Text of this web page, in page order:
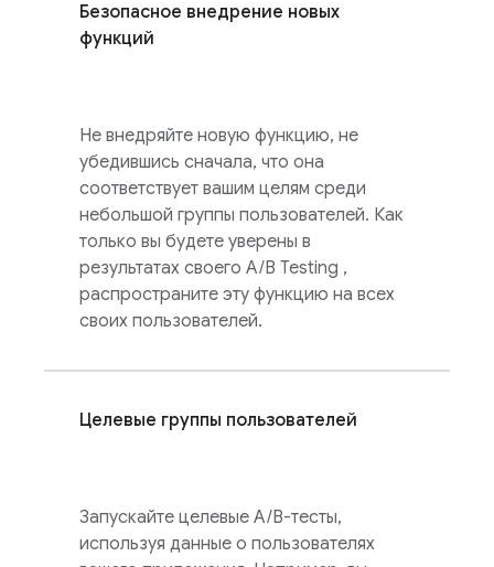
Безопасное внедрение новых
функций
Не внедряйте новую функцию, не
убедившись сначала, что она
соответствует вашим целям среди
небольшой группы пользователей. Как
только вы будете уверены в
результатах своего A/B Testing ,
распространите эту функцию на всех
своих пользователей.
Целевые группы пользователей
Запускайте целевые A/B-тесты,
используя данные о пользователях